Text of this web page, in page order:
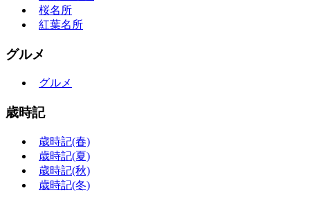
桜名所
紅葉名所
グルメ
グルメ
歳時記
歳時記(春)
歳時記(夏)
歳時記(秋)
歳時記(冬)